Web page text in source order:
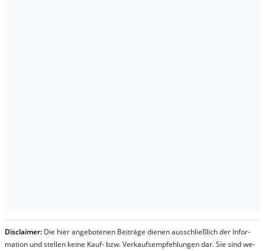
Dis­clai­mer: Die hier an­ge­bo­te­nen Bei­trä­ge die­nen aus­schließ­lich der In­for­
ma­t­ion und stel­len kei­ne Kauf- bzw. Ver­kaufs­em­pfeh­lung­en dar. Sie sind we­